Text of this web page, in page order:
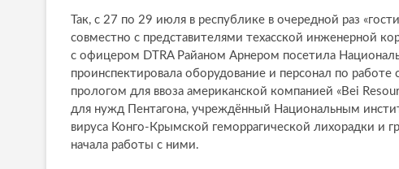
Так, с 27 по 29 июля в республике в очередной раз
совместно с представителями техасской инженерной
с офицером DTRA Райаном Арнером посетила
проинспектировала оборудование и персонал по
прологом для ввоза американской компанией «Bei
для нужд Пентагона, учреждённый Национальным
вируса Конго-Крымской геморрагической лихорадки и
начала работы с ними.